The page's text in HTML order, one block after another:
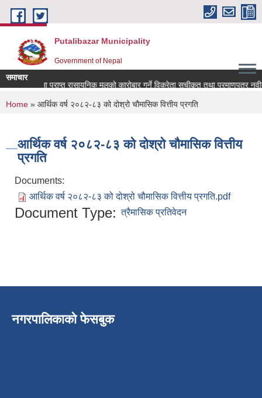
Skip to main content
Putalibazar Municipality
Government of Nepal
समाचार
अनुदानमा प्राप्त रासायनिक मलको कारोबार गर्ने विक्रेता सूचीकृत तथा प्रमाणपत्र
You are here
Home » आर्थिक वर्ष २०८२-८३ को दोश्रो चौमासिक वित्तीय प्रगति
आर्थिक वर्ष २०८२-८३ को दोश्रो चौमासिक वित्तीय
प्रगति
Documents:
आर्थिक वर्ष २०८२-८३ को दोश्रो चौमासिक वित्तीय प्रगति.pdf
Document Type: त्रैमासिक प्रतिवेदन
नगरपालिकाको फेसबुक